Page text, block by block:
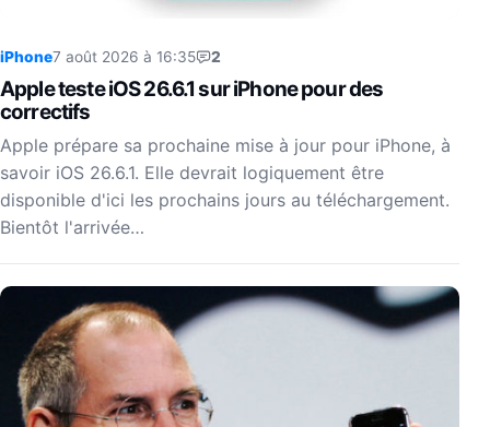
iPhone7 août 2026 à 16:35 2
Apple teste iOS 26.6.1 sur iPhone pour des
correctifs
Apple prépare sa prochaine mise à jour pour iPhone, à
savoir iOS 26.6.1. Elle devrait logiquement être
disponible d'ici les prochains jours au téléchargement.
Bientôt l'arrivée…